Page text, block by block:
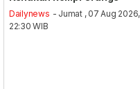
Dailynews - Jumat , 07 Aug 2026,
22:30 WIB